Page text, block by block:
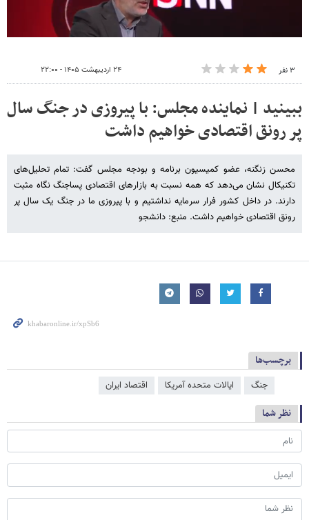
۳ نفر ۲۴ اردیبهشت ۱۴۰۵ - ۲۲:۰۰
ببینید | نماینده مجلس: با پیروزی در جنگ سال
پر رونق اقتصادی خواهیم داشت
محسن زنگنه، عضو کمیسیون برنامه و بودجه مجلس گفت: تمام تحلیل‌های
تکنیکال نشان می‌دهد که همه نسبت به بازارهای اقتصادی پساجنگ نگاه مثبت
دارند. در داخل کشور فرار سرمایه نداشتیم و با پیروزی ما در جنگ یک سال پر
رونق اقتصادی خواهیم داشت. منبع: دانشجو
برچسب‌ها
جنگ ایالات متحده آمریکا اقتصاد ایران
نظر شما